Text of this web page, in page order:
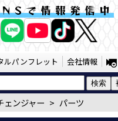
1000×φ4.5ｍ
で情報発信中
ルパンフレット 会社情報
ェンジャー > パーツ
シェルジ